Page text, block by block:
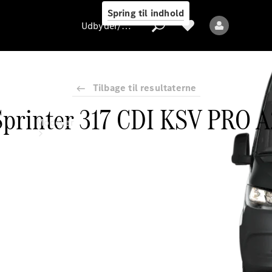
Spring til indhold
Udbyder/databeskyttelse
Modeller
Udbyder/databeskyttelse
Tilbage til resultaterne
317 CDI KSV PRO